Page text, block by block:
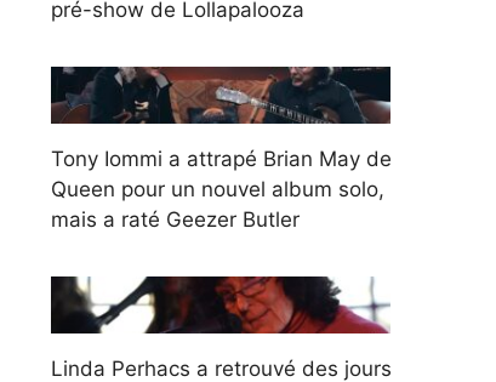
pré-show de Lollapalooza
Tony Iommi a attrapé Brian May de
Queen pour un nouvel album solo,
mais a raté Geezer Butler
Linda Perhacs a retrouvé des jours